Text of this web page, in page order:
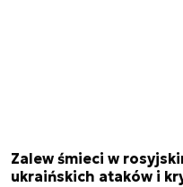
Zalew śmieci w
ukraińskich ataków i